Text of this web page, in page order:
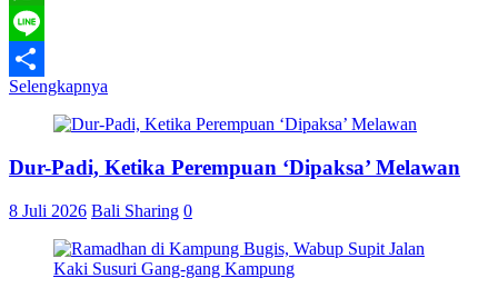
WhatsApp
Line
Share
Selengkapnya
Dur-Padi, Ketika Perempuan ‘Dipaksa’ Melawan
8 Juli 2026 Bali Sharing 0